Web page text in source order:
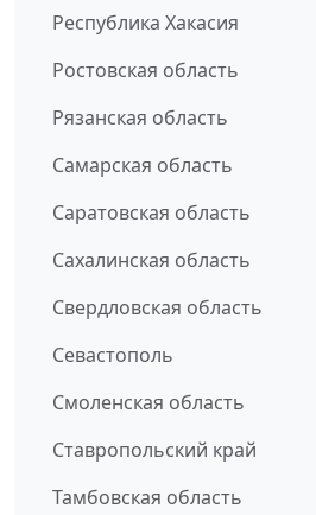
Республика Хакасия
Ростовская область
Рязанская область
Самарская область
Саратовская область
Сахалинская область
Свердловская область
Севастополь
Смоленская область
Ставропольский край
Тамбовская область